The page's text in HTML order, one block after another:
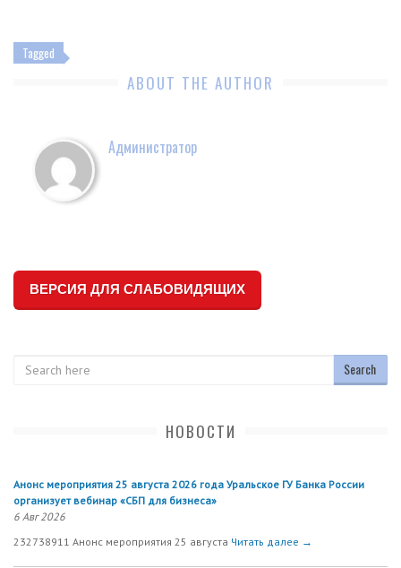
Tagged
ABOUT THE AUTHOR
Администратор
ВЕРСИЯ ДЛЯ СЛАБОВИДЯЩИХ
НОВОСТИ
Анонс мероприятия 25 августа 2026 года Уральское ГУ Банка России
организует вебинар «СБП для бизнеса»
6 Авг 2026
232738911 Анонс мероприятия 25 августа Читать далее →